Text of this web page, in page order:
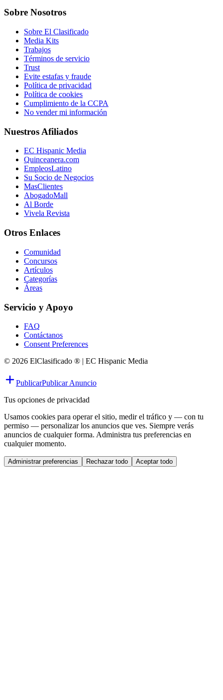
Sobre Nosotros
Sobre El Clasificado
Media Kits
Trabajos
Términos de servicio
Trust
Evite estafas y fraude
Política de privacidad
Política de cookies
Cumplimiento de la CCPA
No vender mi información
Nuestros Afiliados
EC Hispanic Media
Quinceanera.com
EmpleosLatino
Su Socio de Negocios
MasClientes
AbogadoMall
Al Borde
Vivela Revista
Otros Enlaces
Comunidad
Concursos
Artículos
Categorías
Áreas
Servicio y Apoyo
FAQ
Contáctanos
Consent Preferences
© 2026 ElClasificado ® | EC Hispanic Media
PublicarPublicar Anuncio
Tus opciones de privacidad
Usamos cookies para operar el sitio, medir el tráfico y — con tu
permiso — personalizar los anuncios que ves. Siempre verás
anuncios de cualquier forma. Administra tus preferencias en
cualquier momento.
Administrar preferencias Rechazar todo Aceptar todo